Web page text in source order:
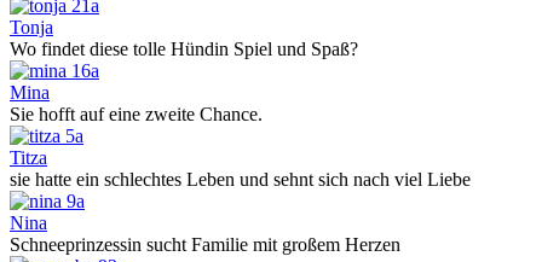
Tonja
Wo findet diese tolle Hündin Spiel und Spaß?
Mina
Sie hofft auf eine zweite Chance.
Titza
sie hatte ein schlechtes Leben und sehnt sich nach viel Liebe
Nina
Schneeprinzessin sucht Familie mit großem Herzen